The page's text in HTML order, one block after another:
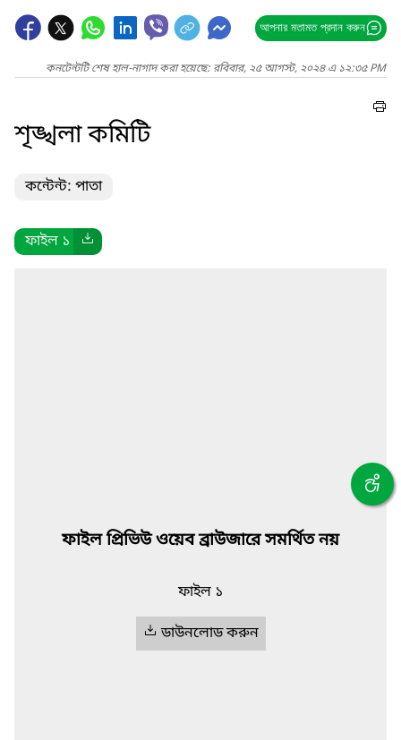
আপনার মতামত প্রদান করুন
কনটেন্টটি শেষ হাল-নাগাদ করা হয়েছে: রবিবার, ২৫ আগস্ট, ২০২৪ এ ১২:৩৫ PM
শৃঙ্খলা কমিটি
কন্টেন্ট: পাতা
ফাইল ১
ফাইল প্রিভিউ ওয়েব ব্রাউজারে সমর্থিত নয়
ফাইল ১
ডাউনলোড করুন